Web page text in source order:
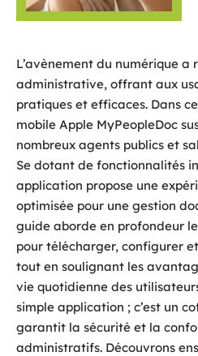
L’avènement du numérique
administrative, offrant aux
pratiques et efficaces. Dans
mobile Apple MyPeopleDoc
nombreux agents publics et
Se dotant de fonctionnalités
application propose une
optimisée pour une gestion
guide aborde en profondeur
pour télécharger, configurer
tout en soulignant les
vie quotidienne des
simple application ; c’est un
garantit la sécurité et la
administratifs. Découvrons